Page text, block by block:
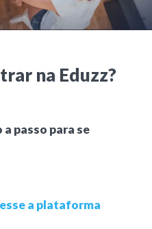
na Eduzz?
passo para se
a plataforma